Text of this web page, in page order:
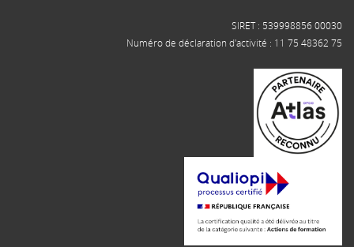
SIRET : 539998856 00030
Numéro de déclaration d'activité : 11 75 48362 75